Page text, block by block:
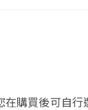
購買後可自行